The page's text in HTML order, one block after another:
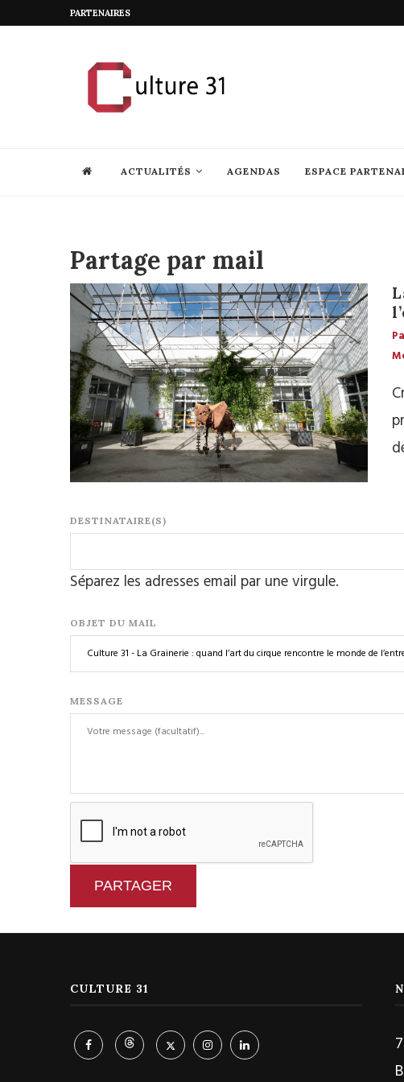
PARTENAIRES
ACTUALITÉS AGENDAS ESPACE
Partage par mail
DESTINATAIRE(S)
Séparez les adresses email par une virgule.
OBJET DU MAIL
MESSAGE
PARTAGER
CULTURE 31